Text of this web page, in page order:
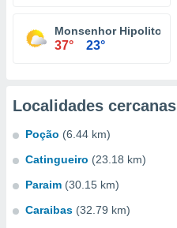
Monsenhor Hipolito
37° 23°
Localidades cercanas
Poção (6.44 km)
Catingueiro (23.18 km)
Paraim (30.15 km)
Caraibas (32.79 km)